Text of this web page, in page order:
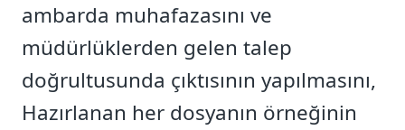
ambarda muhafazasını ve
müdürlüklerden gelen talep
doğrultusunda çıktısının yapılmasını,
Hazırlanan her dosyanın örneğinin